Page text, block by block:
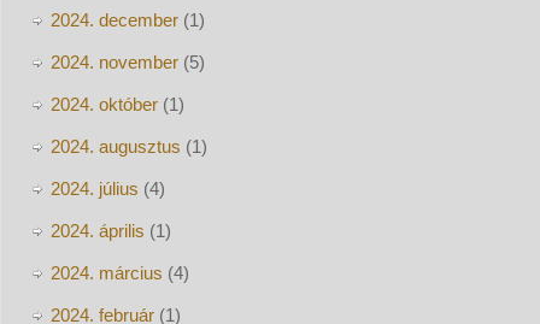
2024. december(1)
2024. november(5)
2024. október(1)
2024. augusztus (1)
2024. július (4)
2024. április (1)
2024. március (4)
2024. február(1)